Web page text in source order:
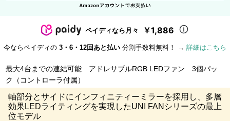
ペイディなら月々 ￥1,886
今ならペイディの 3・6・12回あと払い 分割手数料無料！ → 詳細はこちら
最大4台までの連結可能 アドレサブルRGB LEDファン 3個パッ
ク（コントローラ付属）
軸部分とサイドにインフィニティーミラーを採用し、多層
効果LEDライティングを実現したUNI FANシリーズの最上
位モデル